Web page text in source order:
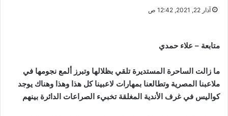
آذار 22, 2021, 12:42 ص
متابعة – علاء حمدي
ما زالت الساحرة المستديرة تلقي بظلالها وتبرز ألمع نجومها في
ملاعبنا المصرية وتطالعنا بمهارات لاعبينا كل هذا وهذا وهناك يوجد
كواليس في غرف الأندية المغلقة تخبيء الصراعات الدائرة بينهم